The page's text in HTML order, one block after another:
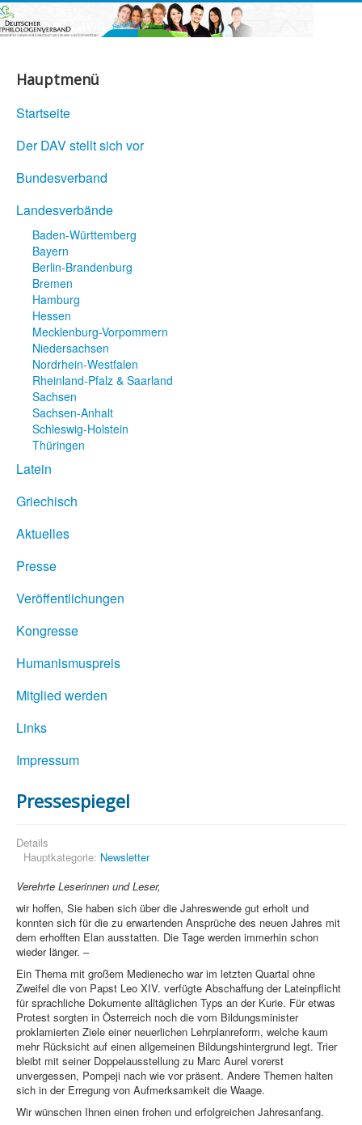
Hauptmenü
Startseite
Der DAV stellt sich vor
Bundesverband
Landesverbände
Baden-Württemberg
Bayern
Berlin-Brandenburg
Bremen
Hamburg
Hessen
Mecklenburg-Vorpommern
Niedersachsen
Nordrhein-Westfalen
Rheinland-Pfalz & Saarland
Sachsen
Sachsen-Anhalt
Schleswig-Holstein
Thüringen
Latein
Griechisch
Aktuelles
Presse
Veröffentlichungen
Kongresse
Humanismuspreis
Mitglied werden
Links
Impressum
Pressespiegel
Details
Hauptkategorie: Newsletter
Verehrte Leserinnen und Leser,
wir hoffen, Sie haben sich über die Jahreswende gut erholt und
konnten sich für die zu erwartenden Ansprüche des neuen Jahres mit
dem erhofften Elan ausstatten. Die Tage werden immerhin schon
wieder länger. –
Ein Thema mit großem Medienecho war im letzten Quartal ohne
Zweifel die von Papst Leo XIV. verfügte Abschaffung der Lateinpflicht
für sprachliche Dokumente alltäglichen Typs an der Kurie. Für etwas
Protest sorgten in Österreich noch die vom Bildungsminister
proklamierten Ziele einer neuerlichen Lehrplanreform, welche kaum
mehr Rücksicht auf einen allgemeinen Bildungshintergrund legt. Trier
bleibt mit seiner Doppelausstellung zu Marc Aurel vorerst
unvergessen, Pompeji nach wie vor präsent. Andere Themen halten
sich in der Erregung von Aufmerksamkeit die Waage.
Wir wünschen Ihnen einen frohen und erfolgreichen Jahresanfang.